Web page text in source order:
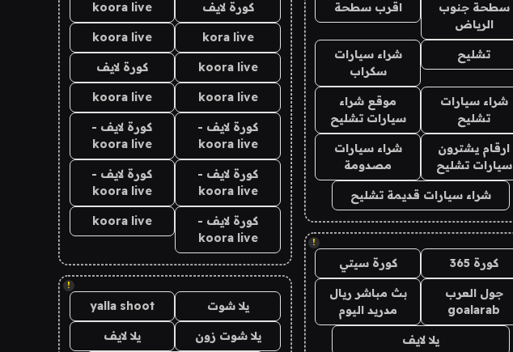
سطحة جنوب
الرياض
اقرب سطحة
تشليح
شراء سيارات
سكراب
شراء سيارات
تشليح
موقع شراء
سيارات تشليح
ارقام يشترون
سيارات تشليح
شراء سيارات
مصدومة
شراء سيارات قديمة تشليح
!
كورة 365 كورة سيتي
جول العرب
goalarab
بث مباشر ريال
مدريد اليوم
يلا لايف
كورة لايف koora live
kora live
koora live
koora live كورة لايف
koora live
koora live
كورة لايف -
koora live
كورة لايف -
koora live
كورة لايف -
koora live
كورة لايف -
koora live
كورة لايف -
koora live
koora live
!
يلا شوت yalla shoot
يلا شوت زون يلا لايف